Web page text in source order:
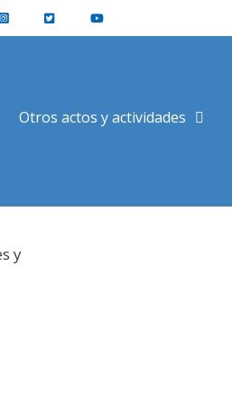
Otros actos y actividades
y